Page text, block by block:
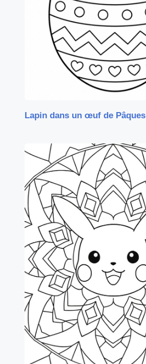
Lapin dans un œuf de Pâques